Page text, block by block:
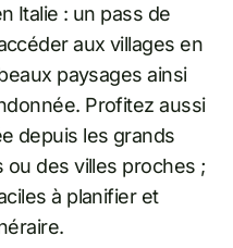
Italie : un pass de
aux villages en
paysages ainsi
Profitez aussi
depuis les grands
des villes proches ;
à planifier et